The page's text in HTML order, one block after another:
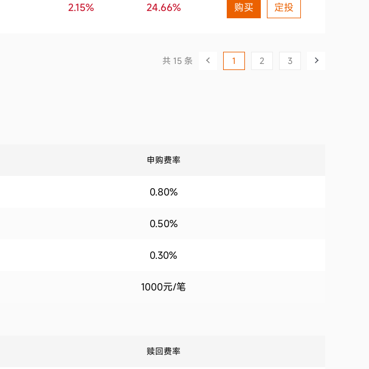
2.15% 24.66% 购买 定投
共 15 条 1 2 3
申购费率
0.80%
0.50%
0.30%
1000元/笔
赎回费率